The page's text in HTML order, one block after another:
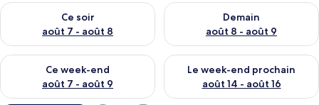
Ce soir
août 7 - août 8
Vérifier la disponibilité pour ce soir août 7 - août 8
Demain
août 8 - août 9
Vérifier la disponibilité pour
Ce week-end
août 7 - août 9
Vérifier la disponibilité pour ce week-end août 7 - août 9
Le week-end prochain
août 14 - août 16
Vérifier la disponibilité pour